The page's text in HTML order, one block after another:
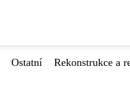
Ostatní Rekonstrukce a